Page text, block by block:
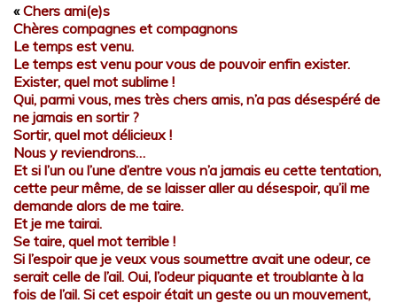
«Chers ami(e)s
Chères compagnes et compagnons
Le temps est venu.
Le temps est venu pour vous de pouvoir enfin exister.
Exister, quel mot sublime !
Qui, parmi vous, mes très chers amis, n’a pas désespéré de
ne jamais en sortir ?
Sortir, quel mot délicieux !
Nous y reviendrons…
Et si l’un ou l’une d’entre vous n’a jamais eu cette tentation,
cette peur même, de se laisser aller au désespoir, qu’il me
demande alors de me taire.
Et je me tairai.
Se taire, quel mot terrible !
Si l’espoir que je veux vous soumettre avait une odeur, ce
serait celle de l’ail. Oui, l’odeur piquante et troublante à la
fois de l’ail. Si cet espoir était un geste ou un mouvement,